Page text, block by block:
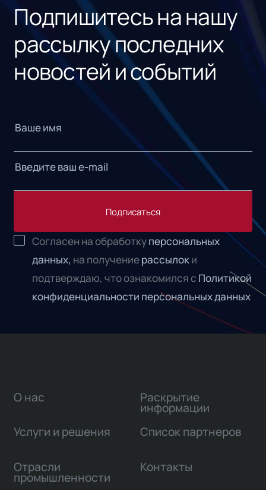
Подпишитесь на нашу
рассылку последних
новостей и событий
Подписаться
Согласен на обработкуперсональных
данных, на получениерассылоки
подтверждаю, что ознакомился с Политикой
конфиденциальности персональных данных
О нас
Услуги и решения
Отрасли
промышленности
Раскрытие
информации
Список партнеров
Контакты